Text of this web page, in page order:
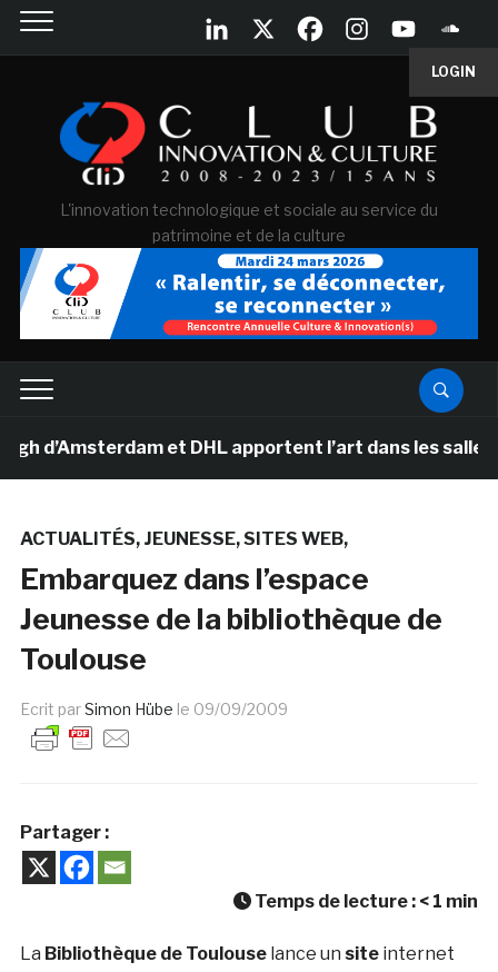
LOGIN
L'innovation technologique et sociale au service du
patrimoine et de la culture
et DHL apportent l’art dans les salles de
ACTUALITÉS JEUNESSE SITES WEB
Embarquez dans l’espace
Jeunesse de la bibliothèque de
Toulouse
Ecrit parSimon Hübe le 09/09/2009
Partager :
Temps de lecture : < 1 min
La Bibliothèque de Toulouselance un site internet